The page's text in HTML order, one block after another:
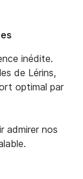
inédite.
de Lérins,
optimal par
admirer nos